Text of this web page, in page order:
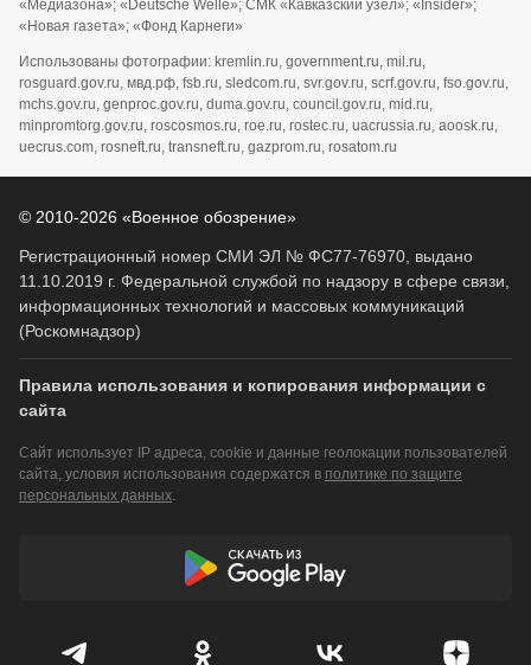
«Медиазона»; «Deutsche Welle»; СМК «Кавказский узел»; «Insider»;
«Новая газета»; «Фонд Карнеги»
Использованы фотографии: kremlin.ru, government.ru, mil.ru,
rosguard.gov.ru, мвд.рф, fsb.ru, sledcom.ru, svr.gov.ru, scrf.gov.ru, fso.gov.ru,
mchs.gov.ru, genproc.gov.ru, duma.gov.ru, council.gov.ru, mid.ru,
minpromtorg.gov.ru, roscosmos.ru, roe.ru, rostec.ru, uacrussia.ru, aoosk.ru,
uecrus.com, rosneft.ru, transneft.ru, gazprom.ru, rosatom.ru
© 2010-2026 «Военное обозрение»
Регистрационный номер СМИ ЭЛ № ФС77-76970, выдано
11.10.2019 г. Федеральной службой по надзору в сфере связи,
информационных технологий и массовых коммуникаций
(Роскомнадзор)
Правила использования и копирования информации с
сайта
Сайт использует IP адреса, cookie и данные геолокации пользователей
сайта, условия использования содержатся в политике по защите
персональных данных.